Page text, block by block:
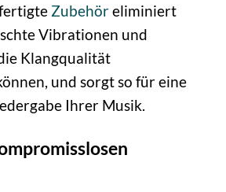
Zubehöreliminiert
Vibrationen und
Klangqualität
und sorgt so für eine
Ihrer Musik.